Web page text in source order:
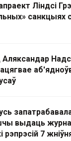
Ліндсі
санкцыях
выдаць
рэпрэсій 7